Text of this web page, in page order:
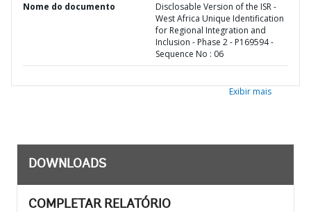
Nome do documento
Disclosable Version of the ISR -
West Africa Unique Identification
for Regional Integration and
Inclusion - Phase 2 - P169594 -
Sequence No : 06
Exibir mais
DOWNLOADS
COMPLETAR RELATÓRIO